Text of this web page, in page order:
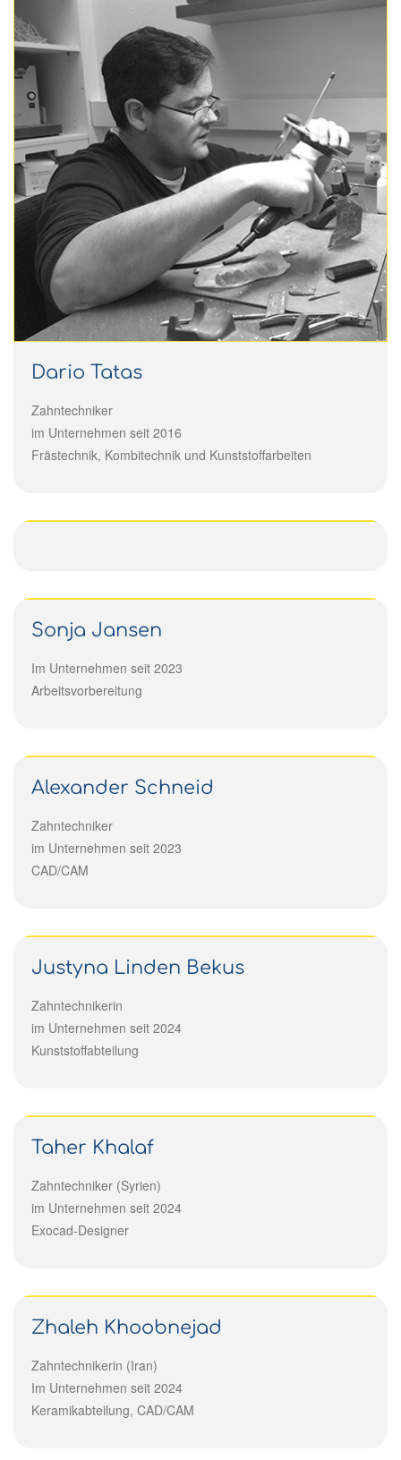
Dario Tatas
Zahntechniker
im Unternehmen seit 2016
Frästechnik, Kombitechnik und Kunststoffarbeiten
Sonja Jansen
Im Unternehmen seit 2023
Arbeitsvorbereitung
Alexander Schneid
Zahntechniker
im Unternehmen seit 2023
CAD/CAM
Justyna Linden Bekus
Zahntechnikerin
im Unternehmen seit 2024
Kunststoffabteilung
Taher Khalaf
Zahntechniker (Syrien)
im Unternehmen seit 2024
Exocad-Designer
Zhaleh Khoobnejad
Zahntechnikerin (Iran)
Im Unternehmen seit 2024
Keramikabteilung, CAD/CAM